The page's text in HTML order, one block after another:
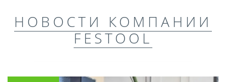
НОВОСТИ КОМПАНИИ
FESTOOL